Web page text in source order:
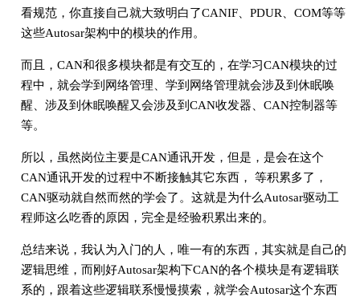
看规范，你直接自己就大致明白了CANIF、PDUR、COM等等
这些Autosar架构中的模块的作用。
而且，CAN和很多模块都是有交互的，在学习CAN模块的过
程中，就会学到网络管理、学到网络管理就会涉及到休眠唤
醒、涉及到休眠唤醒又会涉及到CAN收发器、CAN控制器等
等。
所以，虽然岗位主要是CAN通讯开发，但是，是会在这个
CAN通讯开发的过程中不断接触其它东西， 等积累多了，
CAN驱动就自然而然的学会了。这就是为什么Autosar驱动工
程师这么吃香的原因，完全是经验积累出来的。
总结来说，我认为入门的人，唯一有的东西，其实就是自己的
逻辑思维，而刚好Autosar架构下CAN的各个模块是有逻辑联
系的，跟着这些逻辑联系慢慢摸索，就学会Autosar这个东西